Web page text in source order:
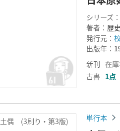
シリーズ：
著者： 歴
発行元：
出版年：
新刊 在
古書 1点
土偶 (3刷り・第3版) 単行本